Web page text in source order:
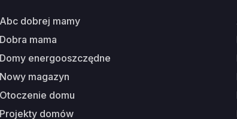
abc dobrej mamy
dobra mama
domy energooszczędne
nowy magazyn
otoczenie domu
projekty domów